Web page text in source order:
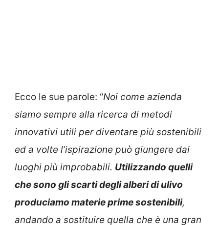
Ecco le sue parole: “Noi come azienda
siamo sempre alla ricerca di metodi
innovativi utili per diventare più sostenibili
ed a volte l’ispirazione può giungere dai
luoghi più improbabili. Utilizzando quelli
che sono gli scarti degli alberi di ulivo
produciamo materie prime sostenibili,
andando a sostituire quella che è una gran